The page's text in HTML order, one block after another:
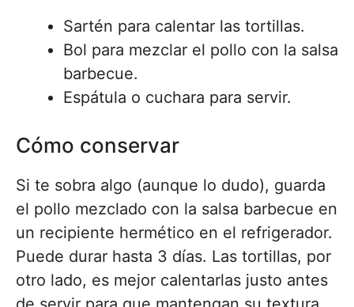
Sartén para calentar las tortillas.
Bol para mezclar el pollo con la salsa
barbecue.
Espátula o cuchara para servir.
Cómo conservar
Si te sobra algo (aunque lo dudo), guarda
el pollo mezclado con la salsa barbecue en
un recipiente hermético en el refrigerador.
Puede durar hasta 3 días. Las tortillas, por
otro lado, es mejor calentarlas justo antes